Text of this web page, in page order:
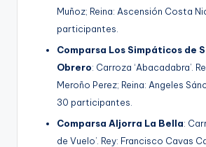
Muñoz; Reina: Ascensión Costa
participantes.
Comparsa Los Simpáticos de
Obrero: Carroza ‘Abacadabra’.
Meroño Perez; Reina: Angeles
30 participantes.
Comparsa Aljorra La Bella:
de Vuelo’. Rey: Francisco Cavas